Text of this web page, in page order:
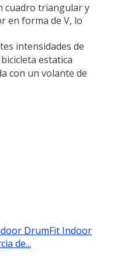
cuadro triangular y
en forma de V, lo
intensidades de
estatica
con un volante de
DrumFit Indoor
de...